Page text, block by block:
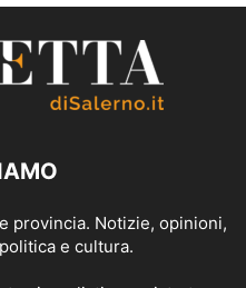
provincia. Notizie, opinioni,
e cultura.